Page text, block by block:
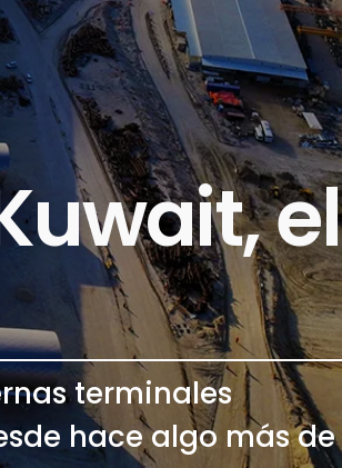
el
terminales
hace algo más de